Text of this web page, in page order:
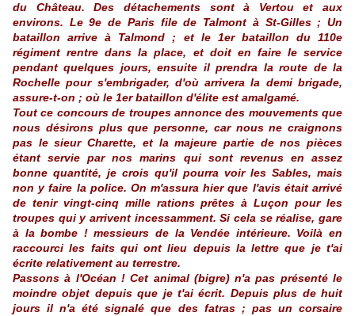
du Château. Des détachements sont à Vertou et aux
environs. Le 9e de Paris file de Talmont à St-Gilles ; Un
bataillon arrive à Talmond ; et le 1er bataillon du 110e
régiment rentre dans la place, et doit en faire le service
pendant quelques jours, ensuite il prendra la route de la
Rochelle pour s'embrigader, d'où arrivera la demi brigade,
assure-t-on ; où le 1er bataillon d'élite est amalgamé.
Tout ce concours de troupes annonce des mouvements que
nous désirons plus que personne, car nous ne craignons
pas le sieur Charette, et la majeure partie de nos pièces
étant servie par nos marins qui sont revenus en assez
bonne quantité, je crois qu'il pourra voir les Sables, mais
non y faire la police. On m'assura hier que l'avis était arrivé
de tenir vingt-cinq mille rations prêtes à Luçon pour les
troupes qui y arrivent incessamment. Si cela se réalise, gare
à la bombe ! messieurs de la Vendée intérieure. Voilà en
raccourci les faits qui ont lieu depuis la lettre que je t'ai
écrite relativement au terrestre.
Passons à l'Océan ! Cet animal (bigre) n'a pas présenté le
moindre objet depuis que je t'ai écrit. Depuis plus de huit
jours il n'a été signalé que des fatras ; pas un corsaire